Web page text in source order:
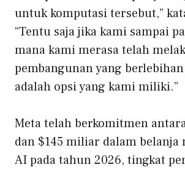
untuk komputasi tersebut,”
“Tentu saja jika kami sampai
mana kami merasa telah
pembangunan yang
adalah opsi yang kami miliki.”
Meta telah berkomitmen
dan $145 miliar dalam belanja
AI pada tahun 2026, tingkat